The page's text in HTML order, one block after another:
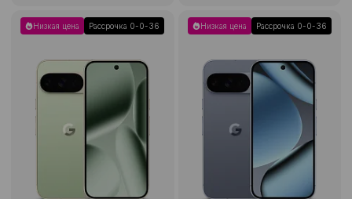
Низкая цена Рассрочка 0-0-36 Низкая цена Рассрочка 0-0-36